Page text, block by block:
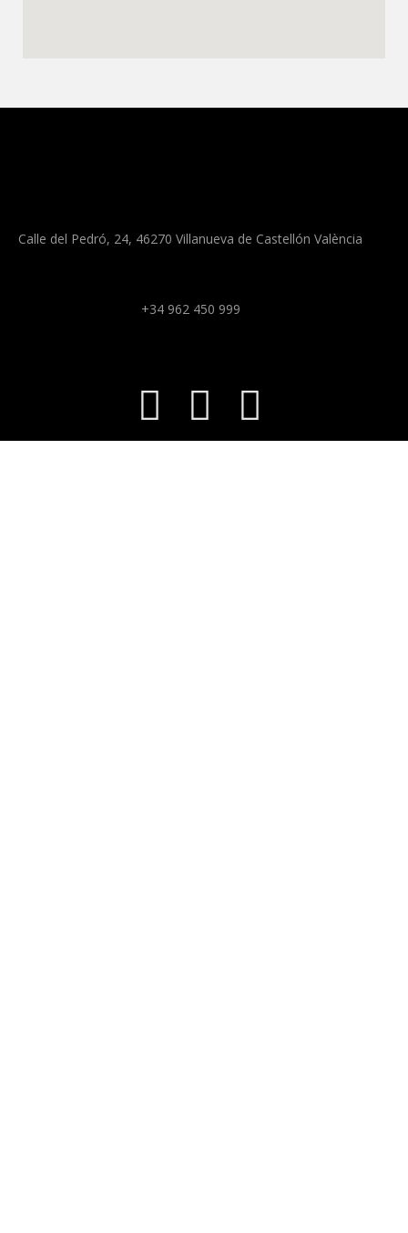
Calle del Pedró, 24, 46270 Villanueva de Castellón València
+34 962 450 999